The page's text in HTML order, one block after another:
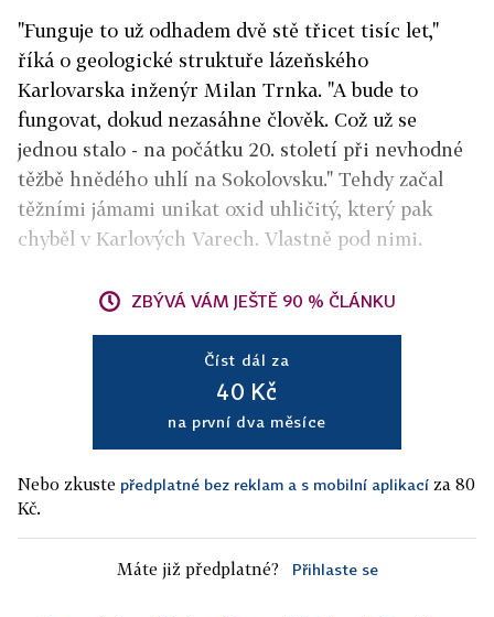
"Funguje to už odhadem dvě stě třicet tisíc let,"
říká o geologické struktuře lázeňského
Karlovarska inženýr Milan Trnka. "A bude to
fungovat, dokud nezasáhne člověk. Což už se
jednou stalo - na počátku 20. století při nevhodné
těžbě hnědého uhlí na Sokolovsku." Tehdy začal
těžními jámami unikat oxid uhličitý, který pak
chyběl v Karlových Varech. Vlastně pod nimi.
ZBÝVÁ VÁM JEŠTĚ 90 % ČLÁNKU
Číst dál za
40 Kč
na první dva měsíce
Nebo zkuste předplatné bez reklam a s mobilní aplikací za 80
Kč.
Máte již předplatné? Přihlaste se